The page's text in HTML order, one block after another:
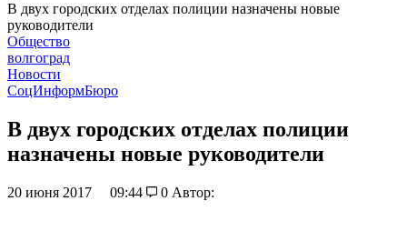
В двух городских отделах полиции назначены новые
руководители
Общество
волгоград
Новости
СоцИнформБюро
В двух городских отделах полиции
назначены новые руководители
20 июня 2017 09:44 0 Автор: